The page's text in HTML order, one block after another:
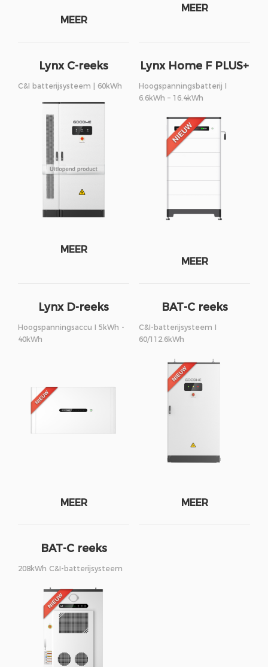
MEER
MEER
Lynx C-reeks
C&I batterijsysteem | 60kWh
MEER
Lynx Home F PLUS+
reeks
Hoogspanningsbatterij I
6.6kWh – 16.4kWh
MEER
Lynx D-reeks
Hoogspanningsaccu I 5kWh -
40kWh
MEER
BAT-C reeks
C&I-batterijsysteem I
60/112.6kWh
MEER
BAT-C reeks
208kWh C&I-batterijsysteem